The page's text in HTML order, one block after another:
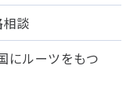
談
にルーツをもつ